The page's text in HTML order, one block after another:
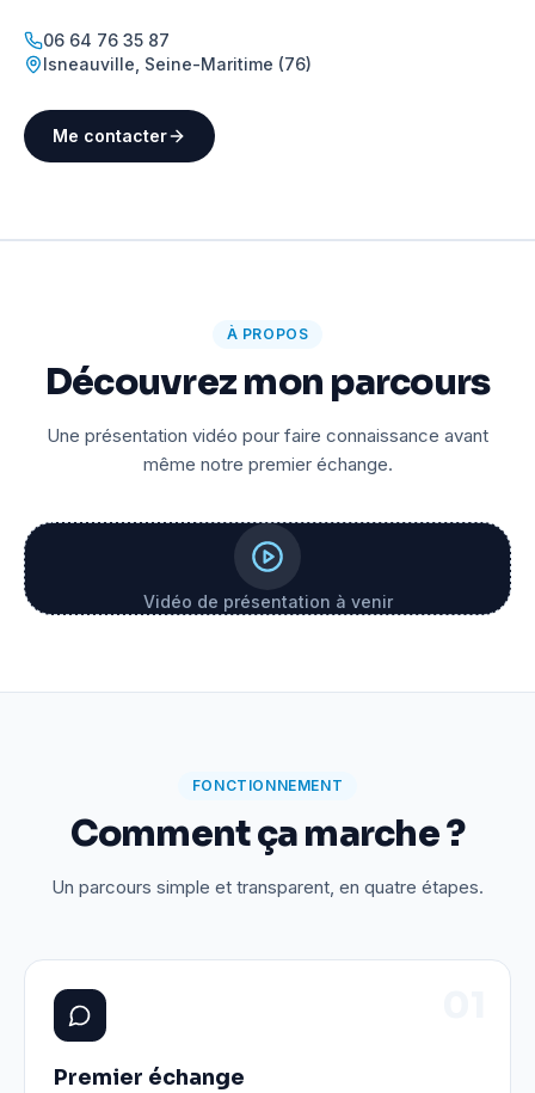
06 64 76 35 87
Isneauville Seine-Maritime (76)
Me contacter
À PROPOS
Découvrez mon parcours
Une présentation vidéo pour faire connaissance avant
même notre premier échange.
Vidéo de présentation à venir
FONCTIONNEMENT
Comment ça marche ?
Un parcours simple et transparent, en quatre étapes.
Premier échange